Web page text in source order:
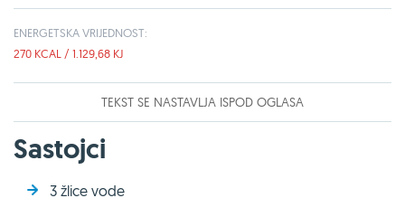
ENERGETSKA VRIJEDNOST:
270 KCAL / 1.129,68 KJ
TEKST SE NASTAVLJA ISPOD OGLASA
Sastojci
3 žlice vode